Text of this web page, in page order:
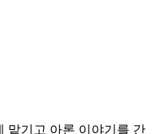
맡기고 아론 이야기를 간